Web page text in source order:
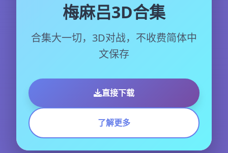
梅麻吕3D合集
合集大一切，3D对战，不收费简体中
文保存
直接下载
了解更多